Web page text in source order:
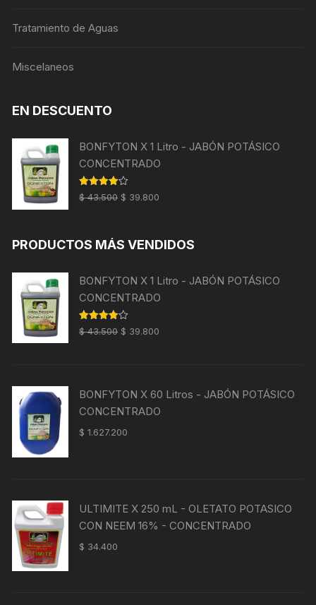
Tratamiento de Aguas
Miscelaneos
EN DESCUENTO
BONFYTON X 1 Litro - JABÓN POTÁSICO
CONCENTRADO
Valorado
con 4.00
$43.500 El
era:
$ 39.800
es:
PRODUCTOS MÁS VENDIDOS
BONFYTON X 1 Litro - JABÓN POTÁSICO
CONCENTRADO
Valorado
con 4.00
$43.500 El
$ 43.500.
$ 39.800
$ 39.800.
BONFYTON X 60 Litros - JABÓN POTÁSICO
CONCENTRADO
$ 1.627.200
ULTIMITE X 250 mL - OLETATO POTASICO
CON NEEM 16% - CONCENTRADO
$ 34.400